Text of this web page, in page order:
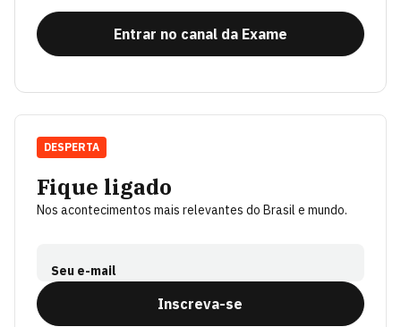
Entrar no canal da Exame
Fique ligado
Nos acontecimentos mais relevantes do Brasil e mundo.
Seu e-mail
Inscreva-se
DESPERTA